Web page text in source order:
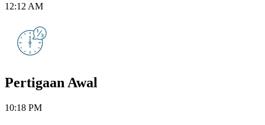
12:12 AM
Pertigaan Awal
10:18 PM